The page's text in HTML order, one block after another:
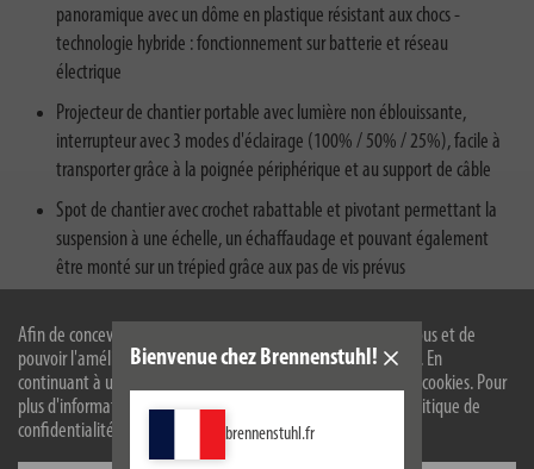
Afin de concevoir notre site web de manière optimale pour vous et de
pouvoir l'améliorer en permanence, nous utilisons des cookies. En
continuant à utiliser le site web, vous acceptez l'utilisation de cookies. Pour
plus d'informations sur les cookies, veuillez consulter notre politique de
confidentialité.
Bienvenue chez Brennenstuhl!
brennenstuhl.fr
panoramique avec un dôme en plastique résistant aux chocs -
technologie hybride : fonctionnement sur batterie et réseau
électrique
Projecteur de chantier portable avec lumière non éblouissante,
interrupteur avec 3 modes d'éclairage (100% / 50% / 25%), facile à
transporter grâce à la poignée périphérique et au support de câble
Spot de chantier avec crochet rabattable et pivotant permettant la
suspension à une échelle, un échaffaudage et pouvant également
être monté sur un trépied grâce aux pas de vis prévus
Fiche produit UE
Description